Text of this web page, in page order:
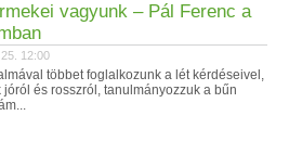
vagyunk – Pál Ferenc a
12:00
többet foglalkozunk a lét kérdéseivel,
és rosszról, tanulmányozzuk a bűn